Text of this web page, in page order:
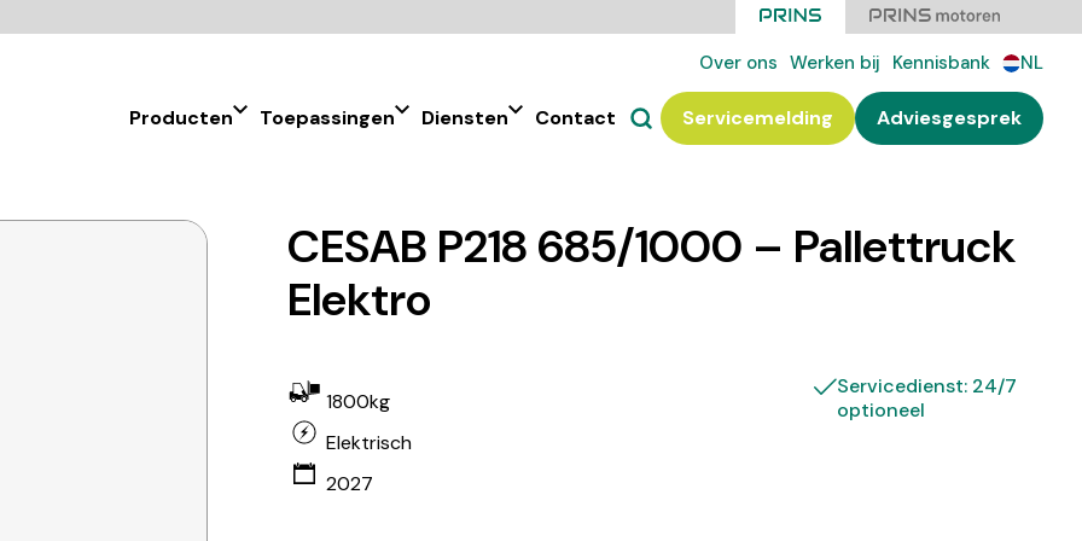
Over ons Werken bij Kennisbank NL
Producten Toepassingen Diensten Contact Servicemelding Adviesgesprek
CESAB P218 685/1000 – Pallettruck
Elektro
1800kg
Elektrisch
2027
Servicedienst: 24/7
optioneel